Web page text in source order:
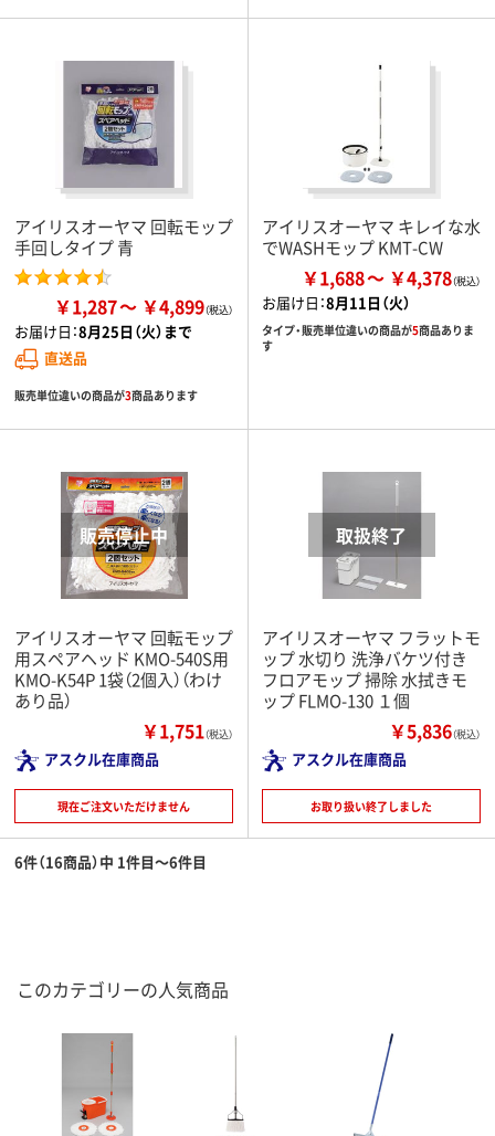
アイリスオーヤマ 回転モップ
手回しタイプ 青
￥1,287 ￥4,899
お届け日：8月25日（火）まで
直送品
販売単位違いの商品が3商品あります
アイリスオーヤマ キレイな水
でWASHモップ KMT-CW
￥1,688 ￥4,378
お届け日：8月11日（火）
タイプ・販売単位違いの商品が5商品ありま
す
アイリスオーヤマ 回転モップ
用スペアヘッド KMO-540S用
KMO-K54P 1袋（2個入）（わけ
あり品）
￥1,751（税込）
アスクル在庫商品
現在ご注文いただけません
アイリスオーヤマ フラットモ
ップ 水切り 洗浄バケツ付き
フロアモップ 掃除 水拭きモ
ップ FLMO-130 １個
￥5,836（税込）
アスクル在庫商品
お取り扱い終了しました
6件（16商品）中 1件目～6件目
このカテゴリーの人気商品